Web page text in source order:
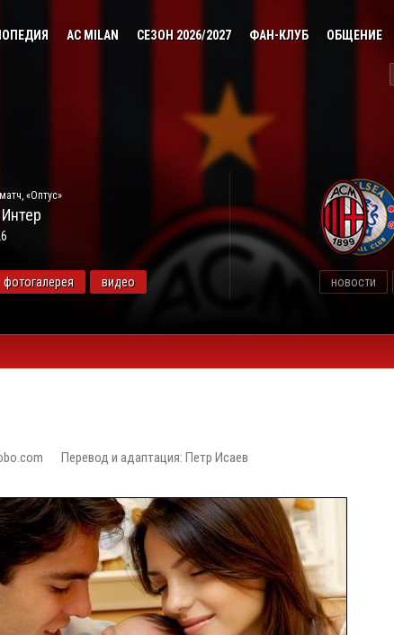
AC MILAN СЕЗОН 2026/2027 ФАН-КЛУБ ОБЩЕНИЕ
«Оптус»
Интер
фотогалерея видео новости
Перевод и адаптация: Петр Исаев